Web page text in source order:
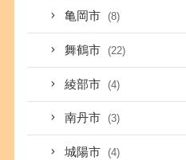
亀岡市 (8)
舞鶴市 (22)
綾部市 (4)
南丹市 (3)
城陽市 (4)